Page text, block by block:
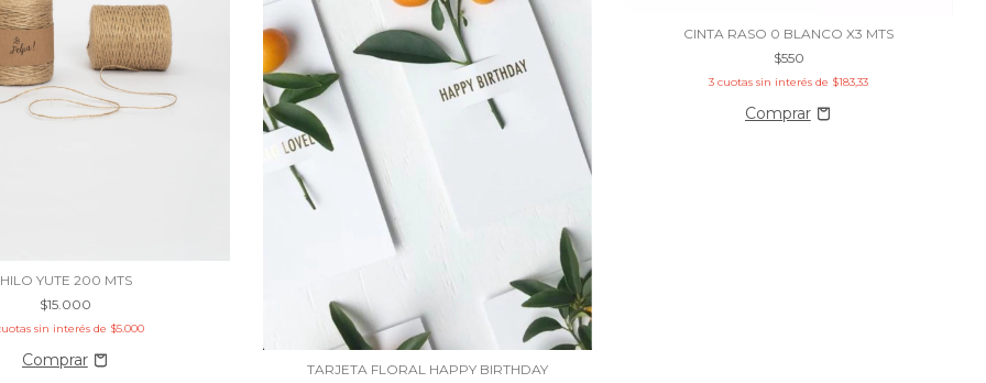
HILO YUTE 200 MTS
$15.000
sin interés de $5.000
TARJETA FLORAL HAPPY BIRTHDAY
CINTA RASO 0 BLANCO X3 MTS
$550
3 cuotas sin interés de $183,33